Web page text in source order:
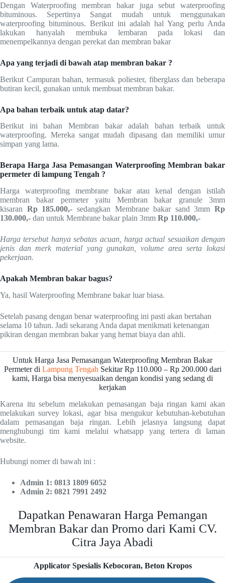
Dengan Waterproofing membran bakar juga sebut waterproofing
bituminous. Sepertinya Sangat mudah untuk menggunakan
waterproofing bituminous. Berikut ini adalah hal Yang perlu Anda
lakukan hanyalah membuka lembaran pada lokasi dan
menempelkannya dengan perekat dan membran bakar
Apa yang terjadi di bawah atap membran bakar ?
Berikut Campuran bahan, termasuk poliester, fiberglass dan beberapa
butiran kecil, gunakan untuk membuat membran bakar.
Apa bahan terbaik untuk atap datar?
Berikut ini bahan Membran bakar adalah bahan terbaik untuk
waterproofing. Mereka sangat mudah dipasang dan memiliki umur
simpan yang lama.
Berapa Harga Jasa Pemasangan Waterproofing Membran bakar
permeter di lampung Tengah ?
Harga waterproofing membrane bakar atau kenal dengan istilah
membran bakar permeter yaitu Membran bakar granule 3mm
kisaran Rp 185.000,- sedangkan Membrane bakar sand 3mm Rp
130.000,- dan untuk Membrane bakar plain 3mm Rp 110.000,-
Harga tersebut hanya sebatas acuan, harga actual sesuaikan dengan
jenis dan merk material yang gunakan, volume area serta lokasi
pekerjaan.
Apakah Membran bakar bagus?
Ya, hasil Waterproofing Membrane bakar luar biasa.
Setelah pasang dengan benar waterproofing ini pasti akan bertahan
selama 10 tahun. Jadi sekarang Anda dapat menikmati ketenangan
pikiran dengan membran bakar yang hemat biaya dan ahli.
Untuk Harga Jasa Pemasangan Waterproofing Membran Bakar
Permeter di Lampung Tengah Sekitar Rp 110.000 – Rp 200.000 dari
kami, Harga bisa menyesuaikan dengan kondisi yang sedang di
kerjakan
Karena itu sebelum melakukan pemasangan baja ringan kami akan
melakukan survey lokasi, agar bisa mengukur kebutuhan-kebutuhan
dalam pemasangan baja ringan. Lebih jelasnya langsung dapat
menghubungi tim kami melalui whatsapp yang tertera di laman
website.
Hubungi nomer di bawah ini :
Admin 1: 0813 1809 6052
Admin 2: 0821 7991 2492
Dapatkan Penawaran Harga Pemangan
Membran Bakar dan Promo dari Kami CV.
Citra Jaya Abadi
Applicator Spesialis Kebocoran, Beton Kropos